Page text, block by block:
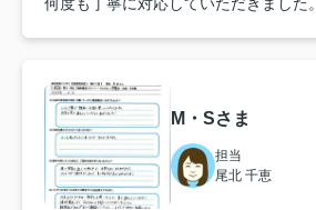
M・Sさま
担当
尾北 千恵